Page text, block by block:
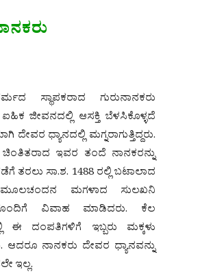
ಸ್ಥಾಪಕರಾದ ಗುರುನಾನಕರು
ಐಹಿಕ ಜೀವನದಲ್ಲಿ ಆಸಕ್ತಿ ಬೆಳಸಿಕೊಳ್ಳದೆ
ದೇವರ ಧ್ಯಾನದಲ್ಲಿ ಮಗ್ನರಾಗುತ್ತಿದ್ದರು.
ಇವರ ತಂದೆ ನಾನಕರನ್ನು
ತರಲು ಸಾ.ಶ. 1488 ರಲ್ಲಿ ಬಟಾಲಾದ
ಮಗಳಾದ ಸುಲಖನಿ
ವಿವಾಹ ಮಾಡಿದರು. ಕೆಲ
ಈ ದಂಪತಿಗಳಿಗೆ ಇಬ್ಬರು ಮಕ್ಕಳು
ಆದರೂ ನಾನಕರು ದೇವರ ಧ್ಯಾನವನ್ನು
ಇಲ್ಲ.